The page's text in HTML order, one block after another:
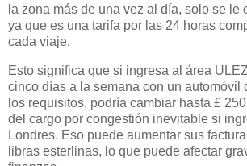
la zona más de una vez al día, solo se le
ya que es una tarifa por las 24 horas
cada viaje.
Esto significa que si ingresa al área
cinco días a la semana con un automóvil
los requisitos, podría cambiar hasta £
del cargo por congestión inevitable si
Londres. Eso puede aumentar sus
libras esterlinas, lo que puede afectar